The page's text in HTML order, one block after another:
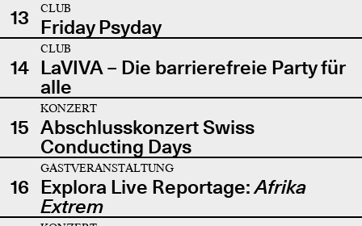
13
CLUB
Friday Psyday
14
CLUB
LaVIVA – Die barrierefreie Party für
alle
15
KONZERT
Abschlusskonzert Swiss
Conducting Days
16
GASTVERANSTALTUNG
Explora Live Reportage:Afrika
Extrem